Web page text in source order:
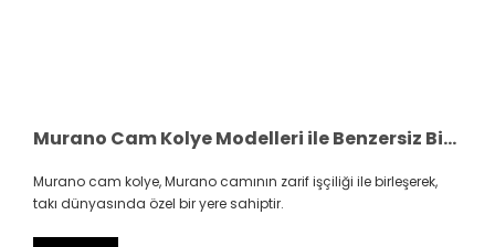
Murano Cam Kolye Modelleri ile Benzersiz Bir Stil Yaratın
Murano cam kolye, Murano camının zarif işçiliği ile birleşerek,
takı dünyasında özel bir yere sahiptir.